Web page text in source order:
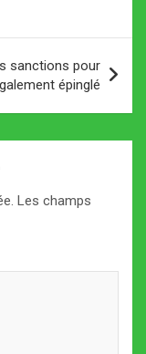
sanctions pour
épinglé
Les champs